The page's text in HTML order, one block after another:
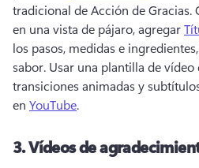
tradicional de Acción de Gracias.
en una vista de pájaro, agregar
los pasos, medidas e
sabor. Usar una plantilla de
transiciones animadas y
en YouTube.
3.Vídeos de